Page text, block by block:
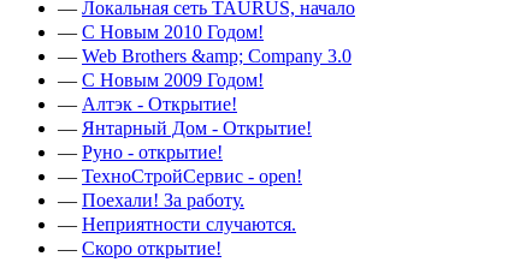
— Локальная сеть TAURUS, начало
— C Новым 2010 Годом!
— Web Brothers &amp; Company 3.0
— C Новым 2009 Годом!
— Алтэк - Открытие!
— Янтарный Дом - Открытие!
— Руно - открытие!
— ТехноСтройСервис - open!
— Поехали! За работу.
— Неприятности случаются.
— Скоро открытие!